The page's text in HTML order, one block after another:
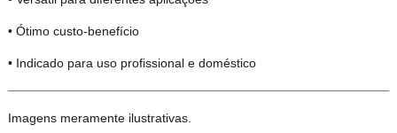
• Ótimo custo-benefício
• Indicado para uso profissional e doméstico
Imagens meramente ilustrativas.